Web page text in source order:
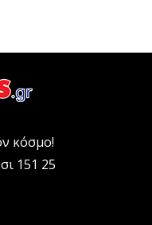
κόσμο!
151 25